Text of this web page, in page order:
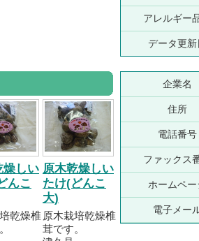
アレルギー
データ更新
燥しい
んこ
乾燥椎
原木乾燥しい
たけ(どんこ
大)
原木栽培乾燥椎
茸です。
企業名
住所
電話番号
ファックス
ホームペー
電子メー